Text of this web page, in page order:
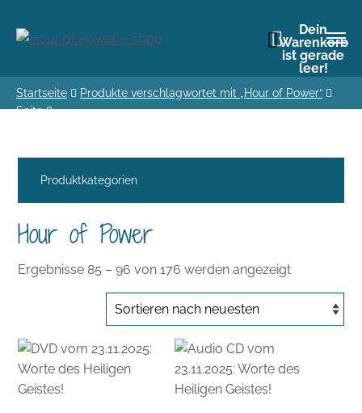
Dein
Warenkorb
ist gerade
leer!
Startseite
Produkte verschlagwortet mit „Hour of Power“
Seite 8
Produktkategorien
Hour of Power
Ergebnisse 85 – 96 von 176 werden angezeigtNach
Aktualität
sortiert